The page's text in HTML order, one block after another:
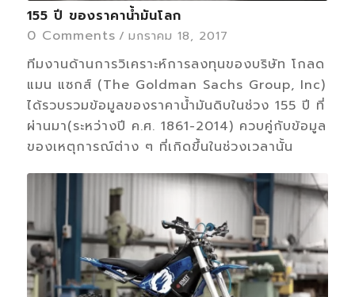
155 ปี ของราคาน้ำมันโลก
0 Comments / มกราคม 18, 2017
ทีมงานด้านการวิเคราะห์การลงทุนของบริษัท โกลด
แมน แซกส์ (The Goldman Sachs Group, Inc)
ได้รวบรวมข้อมูลของราคาน้ำมันดิบในช่วง 155 ปี ที่
ผ่านมา(ระหว่างปี ค.ศ. 1861-2014) ควบคู่กับข้อมูล
ของเหตุการณ์ต่าง ๆ ที่เกิดขึ้นในช่วงเวลานั้น